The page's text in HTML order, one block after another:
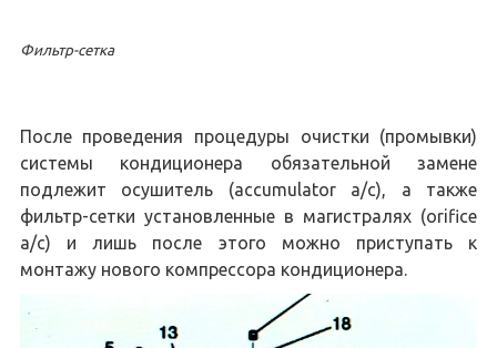
Фильтр-сетка
После проведения процедуры очистки (промывки)
системы кондиционера обязательной замене
подлежит осушитель (accumulator a/c), а также
фильтр-сетки установленные в магистралях (orifice
a/c) и лишь после этого можно приступать к
монтажу нового компрессора кондиционера.